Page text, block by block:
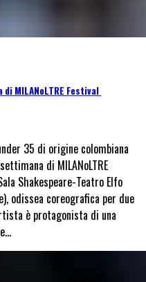
MILANoLTRE Festival
35 di origine colombiana
di MILANoLTRE
Shakespeare-Teatro Elfo
odissea coreografica per due
è protagonista di una